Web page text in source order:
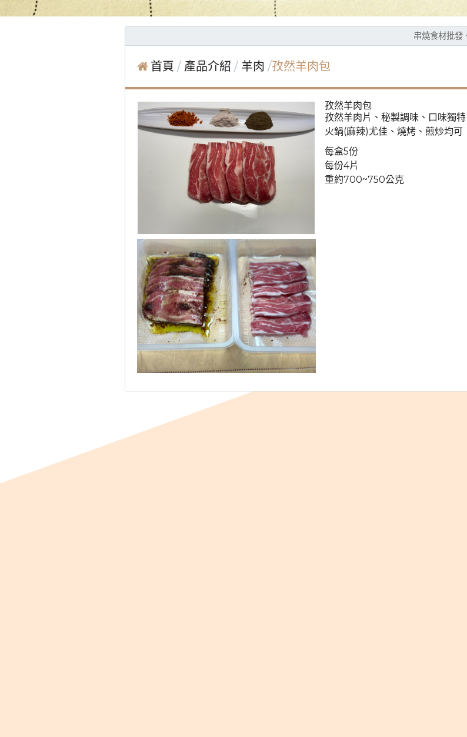
串燒食材批發
首頁 產品介紹 羊肉 孜然羊肉包
孜然羊肉包
孜然羊肉片、秘製調味、口味獨特
火鍋(麻辣)尤佳、燒烤、煎炒均可
每盒5份
每份4片
重約700~750公克